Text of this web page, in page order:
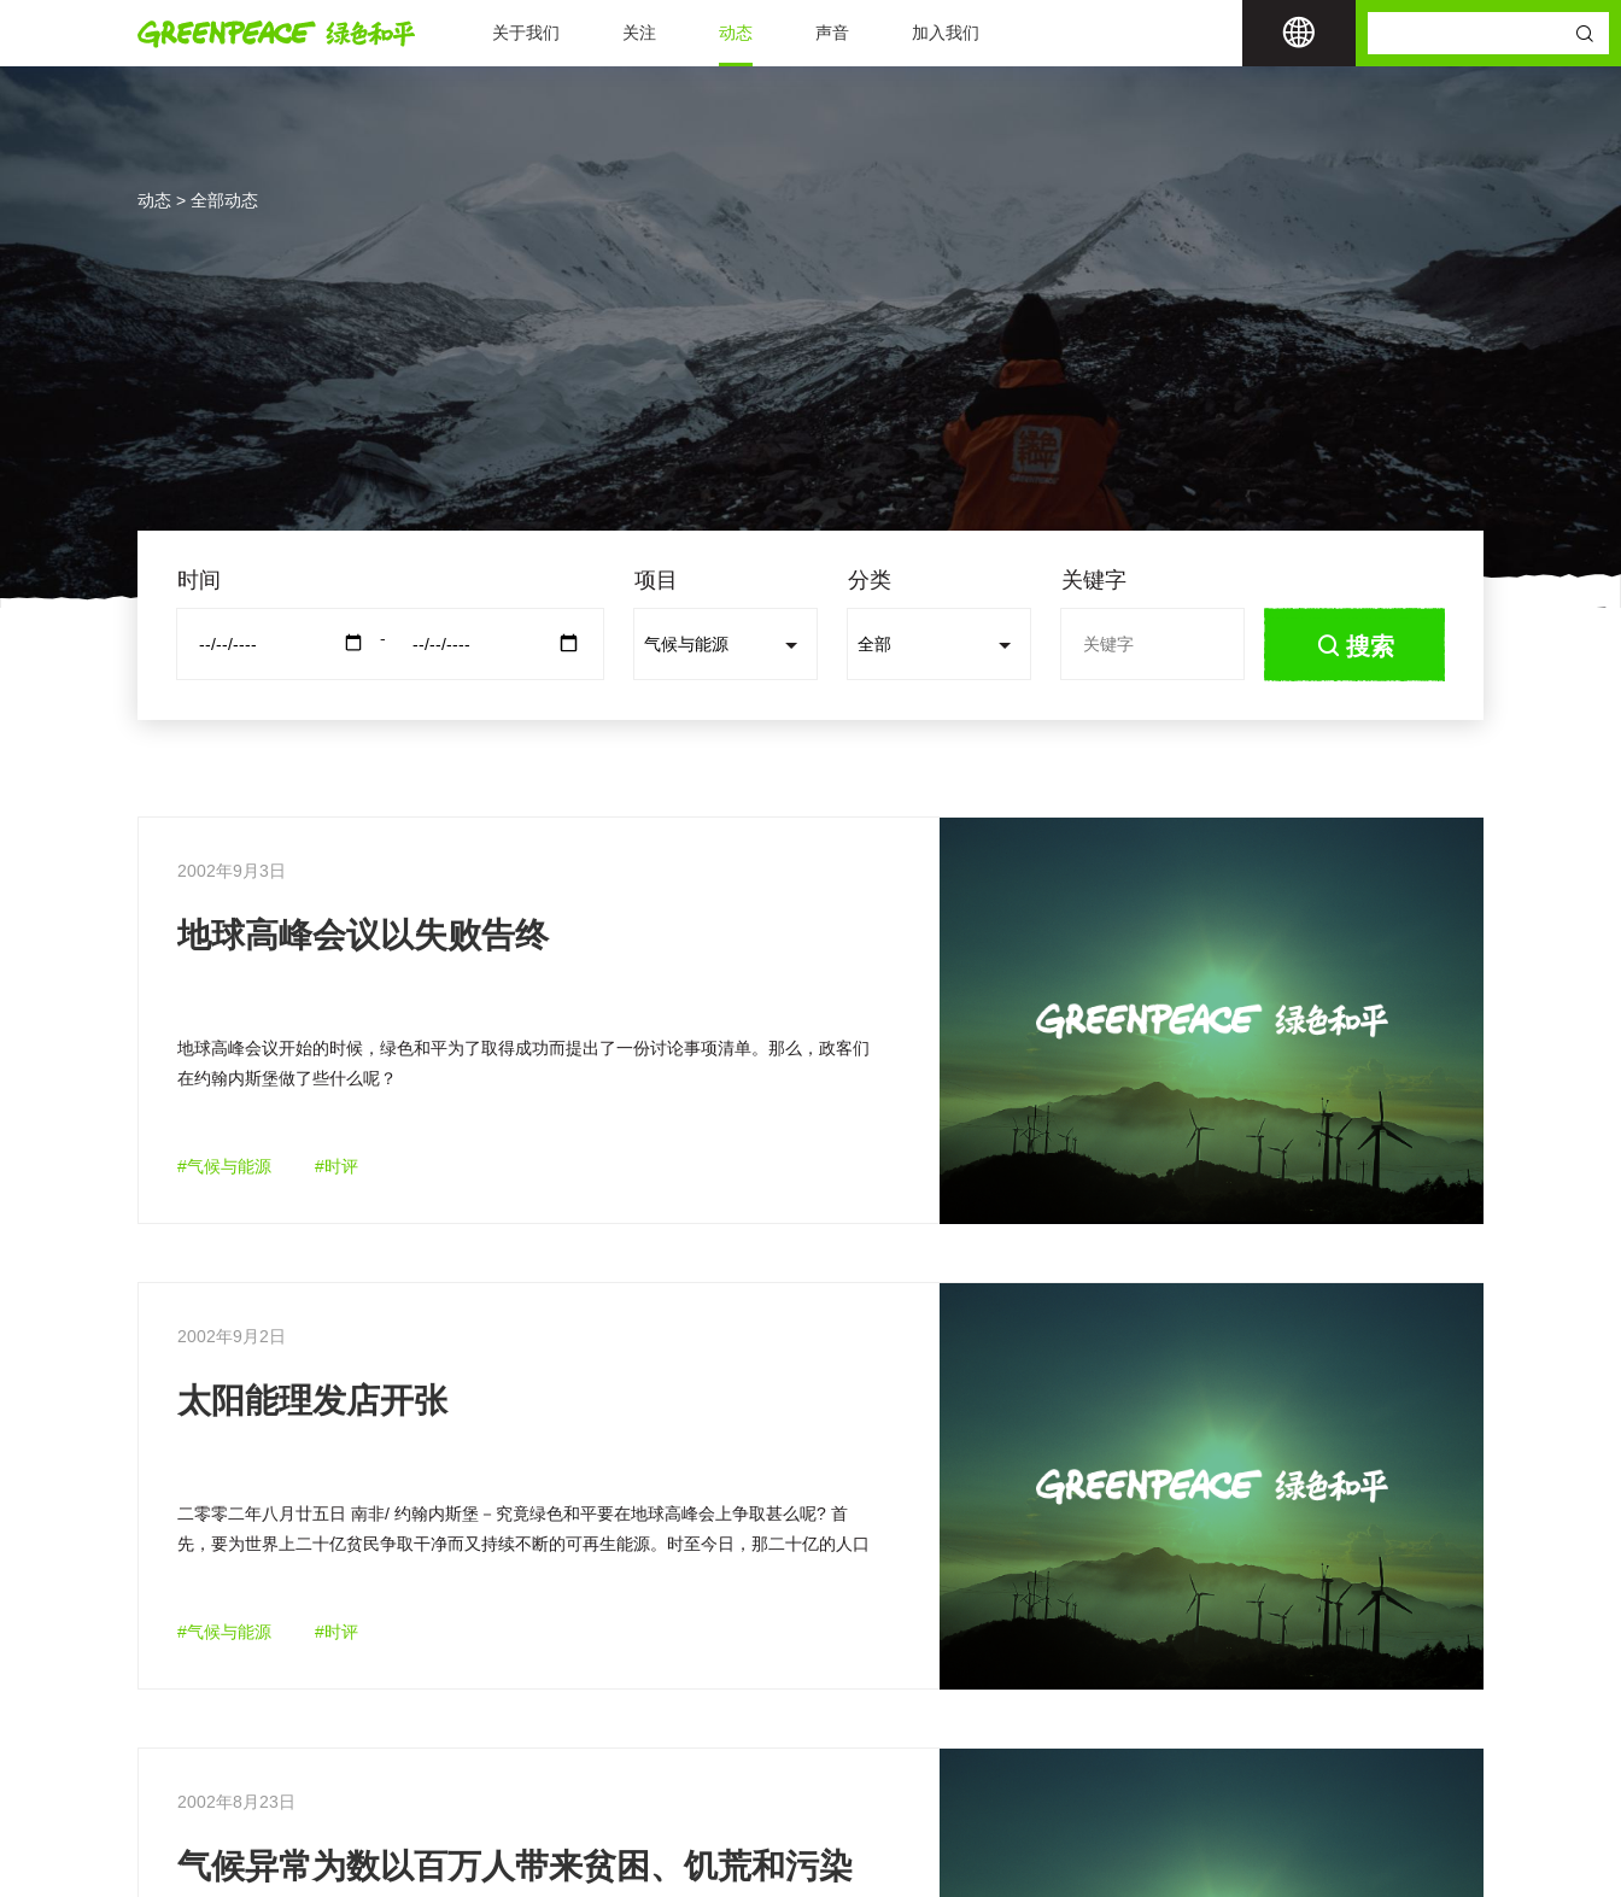
关于我们 关注 动态 声音 加入我们
动态 > 全部动态
时间
-
项目 分类 关键字
搜索
2002年9月3日
地球高峰会议以失败告终
地球高峰会议开始的时候，绿色和平为了取得成功而提出了一份讨论事项清单。那么，政客们
在约翰内斯堡做了些什么呢？
#气候与能源 #时评
2002年9月2日
太阳能理发店开张
二零零二年八月廿五日 南非/ 约翰内斯堡－究竟绿色和平要在地球高峰会上争取甚么呢? 首
先，要为世界上二十亿贫民争取干净而又持续不断的可再生能源。时至今日，那二十亿的人口
#气候与能源
#时评
2002年8月23日
气候异常为数以百万人带来贫困、饥荒和污染